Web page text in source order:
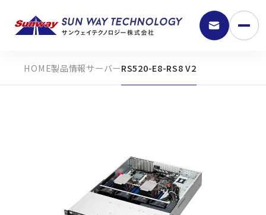
9:30 - 18:00
製品情報サーバーRS520-E8-RS8 V2